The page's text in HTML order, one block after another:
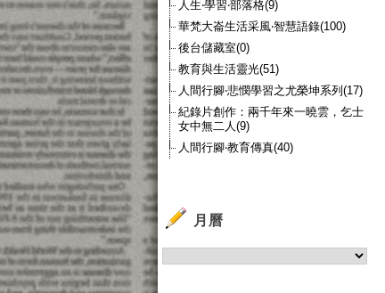
人生‧學習‧部落格(9)
華梵大崙生活采風‧智慧語錄(100)
後台儲藏室(0)
教育與生活靈光(51)
人間行腳‧悲憫學習之尤榮坤系列(17)
紀錄片創作：兩千年來一曉雲，乞士
女中無二人(9)
人間行腳‧教育傳真(40)
月曆